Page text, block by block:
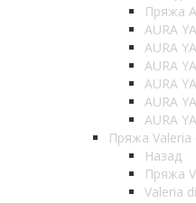
Пряжа
AURA
AURA
AURA
AURA
AURA
AURA
Пряжа Valeria
Назад
Пряжа
Valeria